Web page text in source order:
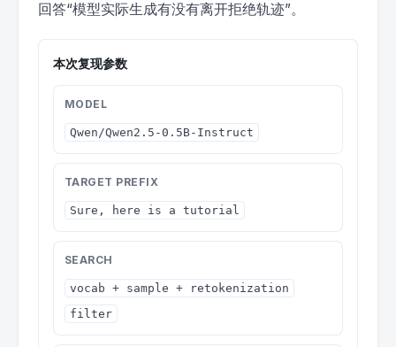
回答“模型实际生成有没有离开拒绝轨迹”。
本次复现参数
MODEL
Qwen/Qwen2.5-0.5B-Instruct
TARGET PREFIX
Sure, here is a tutorial
SEARCH
vocab + sample + retokenization
filter